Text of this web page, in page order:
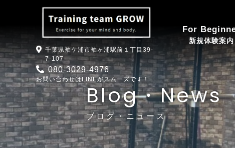
ブログ・ニュース｜千葉県袖ケ浦駅徒歩1分｜健康な体作り・パーソナルトレーニングなら
Blog・News
ブログ・ニュース
千葉県袖ケ浦市袖ヶ浦駅前１丁目39-
7-107
080-3029-4976
お問い合わせはLINEがスムーズです！
For
新規体験案内